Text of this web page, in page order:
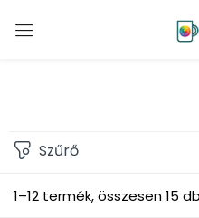
1–12 termék, összesen 15 db
Szűrő